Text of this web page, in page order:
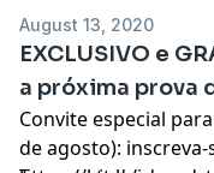
August 13, 2020
EXCLUSIVO e
a próxima prova
Convite especial
de agosto):